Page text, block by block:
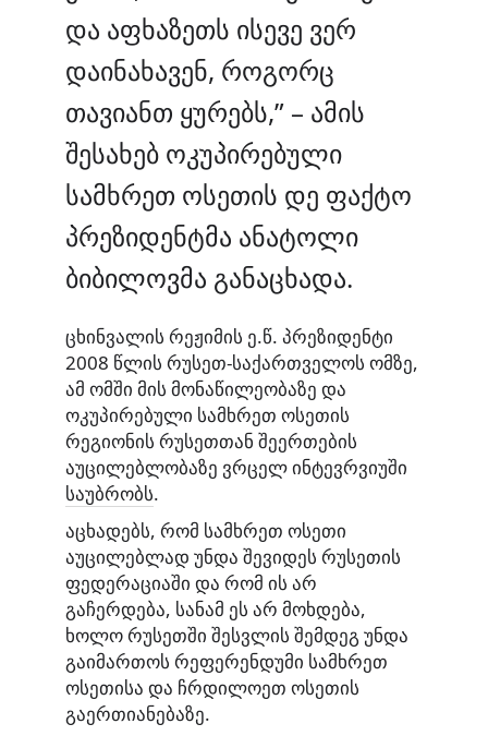
და აფხაზეთს ისევე ვერ
დაინახავენ, როგორც
თავიანთ ყურებს,” – ამის
შესახებ ოკუპირებული
სამხრეთ ოსეთის დე ფაქტო
პრეზიდენტმა ანატოლი
ბიბილოვმა განაცხადა.
ცხინვალის რეჟიმის ე.წ. პრეზიდენტი
2008 წლის რუსეთ-საქართველოს ომზე,
ამ ომში მის მონაწილეობაზე და
ოკუპირებული სამხრეთ ოსეთის
რეგიონის რუსეთთან შეერთების
აუცილებლობაზე ვრცელ ინტევრვიუში
საუბრობს.
აცხადებს, რომ სამხრეთ ოსეთი
აუცილებლად უნდა შევიდეს რუსეთის
ფედერაციაში და რომ ის არ
გაჩერდება, სანამ ეს არ მოხდება,
ხოლო რუსეთში შესვლის შემდეგ უნდა
გაიმართოს რეფერენდუმი სამხრეთ
ოსეთისა და ჩრდილოეთ ოსეთის
გაერთიანებაზე.